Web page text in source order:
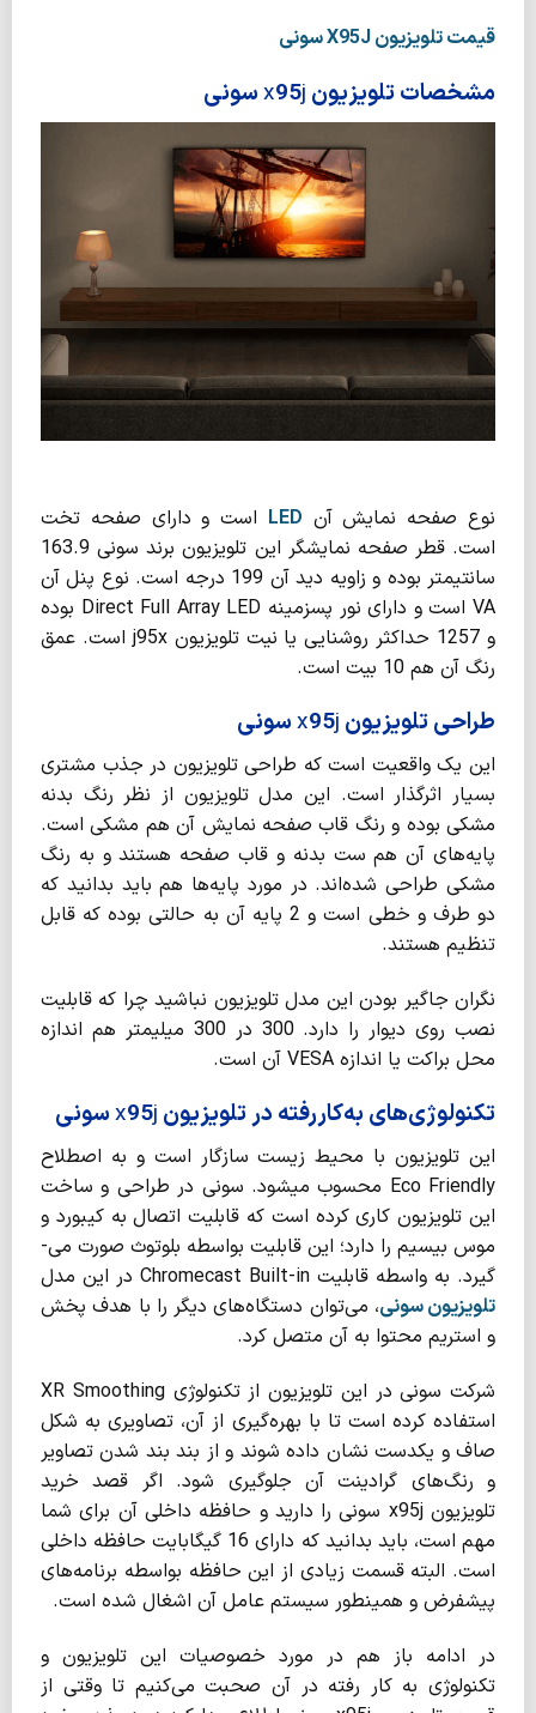
قیمت تلویزیون X95J سونی
مشخصات تلویزیون x95j سونی
نوع صفحه نمایش آن LED است و دارای صفحه تخت
است. قطر صفحه نمایشگر این تلویزیون برند سونی 163.9
سانتیمتر بوده و زاویه دید آن 199 درجه است. نوع پنل آن
VA است و دارای نور پس­زمینه Direct Full Array LED بوده
و 1257 حداکثر روشنایی یا نیت تلویزیون j95x است. عمق
رنگ آن هم 10 بیت است.
طراحی تلویزیون x95j سونی
این یک واقعیت است که طراحی تلویزیون در جذب مشتری
بسیار اثرگذار است. این مدل تلویزیون از نظر رنگ بدنه
مشکی بوده و رنگ قاب صفحه نمایش آن هم مشکی است.
پایه­‌های آن هم ست بدنه و قاب صفحه هستند و به رنگ
مشکی طراحی شده‌­اند. در مورد پایه‌­ها هم باید بدانید که
دو طرف و خطی است و 2 پایه آن به حالتی بوده که قابل
تنظیم هستند.
نگران جاگیر بودن این مدل تلویزیون نباشید چرا که قابلیت
نصب روی دیوار را دارد. 300 در 300 میلیمتر هم اندازه
محل براکت یا اندازه VESA آن است.
تکنولوژی‌های به‌کاررفته در تلویزیون x95j سونی
این تلویزیون با محیط زیست سازگار است و به اصطلاح
Eco Friendly محسوب می­شود. سونی در طراحی و ساخت
این تلویزیون کاری کرده است که قابلیت اتصال به کیبورد و
موس بی­سیم را دارد؛ این قابلیت بواسطه بلوتوث صورت می‌­
گیرد. به واسطه قابلیت Chromecast Built-in در این مدل
تلویزیون سونی، می­‌توان دستگاه­‌های دیگر را با هدف پخش
و استریم محتوا به آن متصل کرد.
شرکت سونی در این تلویزیون از تکنولوژی XR Smoothing
استفاده کرده است تا با بهره‌­گیری از آن، تصاویری به شکل
صاف و یکدست نشان داده شوند و از بند بند شدن تصاویر
و رنگ‌­های گرادینت آن جلوگیری شود. اگر قصد خرید
تلویزیون x95j سونی را دارید و حافظه داخلی آن برای شما
مهم است، باید بدانید که دارای 16 گیگابایت حافظه داخلی
است. البته قسمت زیادی از این حافظه بواسطه برنامه‌­های
پیش­فرض و همینطور سیستم عامل آن اشغال شده است.
در ادامه باز هم در مورد خصوصیات این تلویزیون و
تکنولوژی به کار رفته در آن صحبت می­‌کنیم تا وقتی از